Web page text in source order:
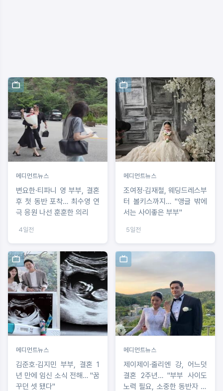
메디먼트뉴스
변요한·티파니 영 부부, 결혼
후 첫 동반 포착… 최수영 연
극 응원 나선 훈훈한 의리
4일전
메디먼트뉴스
조여정·김재철, 웨딩드레스부
터 볼키스까지… "앵글 밖에
서는 사이좋은 부부"
5일전
메디먼트뉴스
김준호·김지민 부부, 결혼 1
년 만에 임신 소식 전해… "꿈
꾸던 셋 됐다"
메디먼트뉴스
제이제이·줄리엔 강, 어느덧
결혼 2주년… "부부 사이도
노력 필요, 소중한 동반자 됐